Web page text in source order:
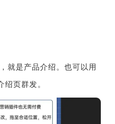
就是产品介绍。也可以用
页群发。